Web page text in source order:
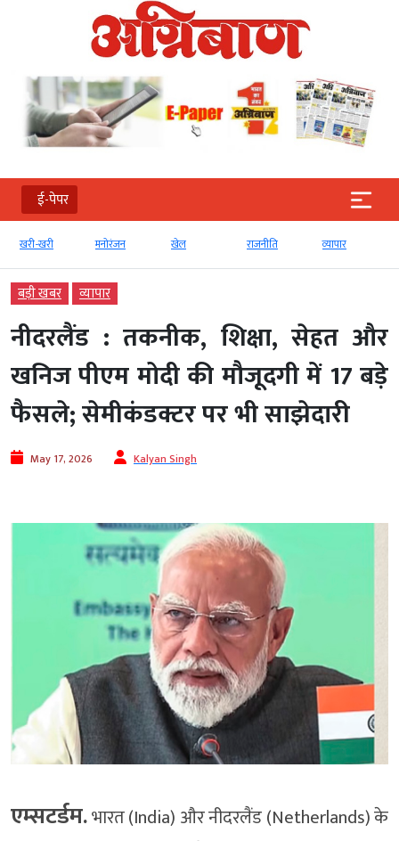
ई-पेपर
मनोरंजन खेल राजनीति व्‍यापार टेक्‍नोलॉजी
बड़ी खबर व्‍यापार
नीदरलैंड : तकनीक, शिक्षा, सेहत और
खनिज पीएम मोदी की मौजूदगी में 17 बड़े
फैसले; सेमीकंडक्टर पर भी साझेदारी
May 17, 2026 Kalyan Singh
एम्सटर्डम.भारत (India) और नीदरलैंड (Netherlands) के